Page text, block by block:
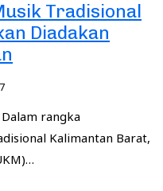
Tradisional
Diadakan
rangka
Kalimantan Barat,